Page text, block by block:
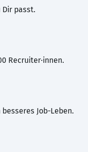
Dir passt.
Recruiter·innen.
Job-Leben.